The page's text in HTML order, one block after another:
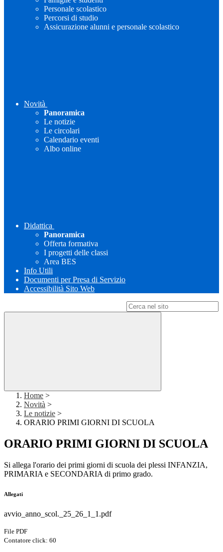
Personale scolastico
Percorsi di studio
Assicurazione alunni e personale scolastico
Novità
Panoramica
Le notizie
Le circolari
Calendario eventi
Albo online
Didattica
Panoramica
Offerta formativa
I progetti delle classi
Area BES
Info Utili
Documenti per Presa di Servizio
Accessibilità Sito Web
Home >
Novità >
Le notizie >
ORARIO PRIMI GIORNI DI SCUOLA
ORARIO PRIMI GIORNI DI SCUOLA
Si allega l'orario dei primi giorni di scuola dei plessi INFANZIA,
PRIMARIA e SECONDARIA di primo grado.
Allegati
avvio_anno_scol._25_26_1_1.pdf
File PDF
Contatore click: 60